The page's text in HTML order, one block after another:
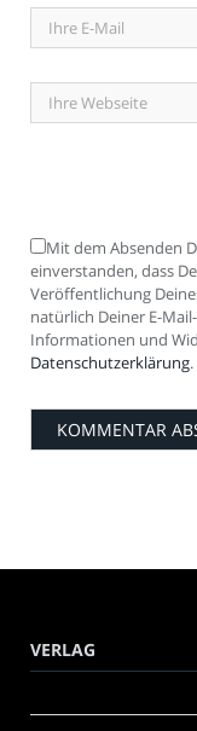
Mit dem Absenden
einverstanden, dass
Veröffentlichung
natürlich Deiner E-
Informationen und
Datenschutzerklärung.
VERLAG